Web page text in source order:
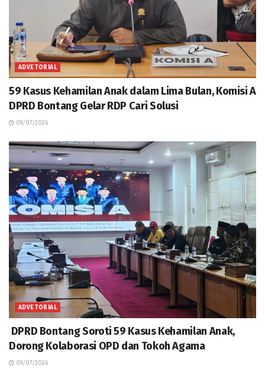
ADVETORIAL
59 Kasus Kehamilan Anak dalam Lima Bulan, Komisi A
DPRD Bontang Gelar RDP Cari Solusi
09/07/2026
ADVETORIAL
DPRD Bontang Soroti 59 Kasus Kehamilan Anak,
Dorong Kolaborasi OPD dan Tokoh Agama
09/07/2026